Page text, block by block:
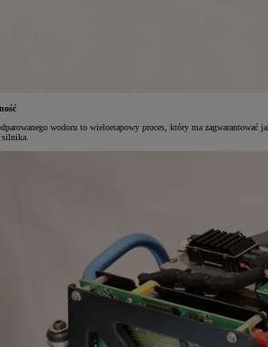
wodoru to wieloetapowy proces, który ma
silnika.